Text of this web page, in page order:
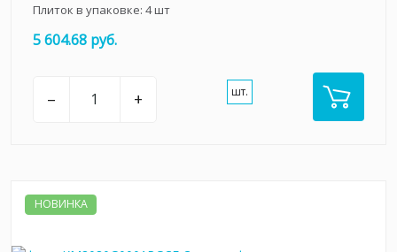
Плиток в упаковке: 4шт
5 604.68 руб.
– + шт.
НОВИНКА